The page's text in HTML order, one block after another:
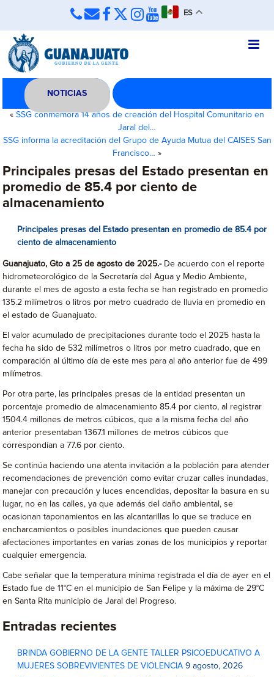
ES
NOTICIAS
« SSG conmemora 14 años de creación del Hospital Comunitario en
Jaral del…
SSG informa la acreditación del Grupo de Ayuda Mutua del CAISES San
Francisco… »
Principales presas del Estado presentan en
promedio de 85.4 por ciento de
almacenamiento
Principales presas del Estado presentan en promedio de 85.4 por
ciento de almacenamiento
Guanajuato, Gto a 25 de agosto de 2025.- De acuerdo con el reporte
hidrometeorológico de la Secretaría del Agua y Medio Ambiente,
durante el mes de agosto a esta fecha se han registrado en promedio
135.2 milímetros o litros por metro cuadrado de lluvia en promedio en
el estado de Guanajuato.
El valor acumulado de precipitaciones durante todo el 2025 hasta la
fecha ha sido de 532 milímetros o litros por metro cuadrado, que en
comparación al último día de este mes para al año anterior fue de 499
milímetros.
Por otra parte, las principales presas de la entidad presentan un
porcentaje promedio de almacenamiento 85.4 por ciento, al registrar
1504.4 millones de metros cúbicos, que a la misma fecha del año
anterior presentaban 1367.1 millones de metros cúbicos que
correspondían a 77.6 por ciento.
Se continúa haciendo una atenta invitación a la población para atender
recomendaciones de prevención como evitar cruzar calles inundadas,
manejar con precaución y luces encendidas, depositar la basura en su
lugar, no en las calles, ya que además del daño ambiental, se
ocasionan taponamientos en las alcantarillas lo que se traduce en
encharcamientos o posibles inundaciones que pueden causar
afectaciones importantes en varias zonas de los municipios y reportar
cualquier emergencia.
Cabe señalar que la temperatura mínima registrada el día de ayer en el
Estado fue de 11°C en el municipio de San Felipe y la máxima de 29°C
en Santa Rita municipio de Jaral del Progreso.
Entradas recientes
BRINDA GOBIERNO DE LA GENTE TALLER PSICOEDUCATIVO A
MUJERES SOBREVIVIENTES DE VIOLENCIA 9 agosto, 2026